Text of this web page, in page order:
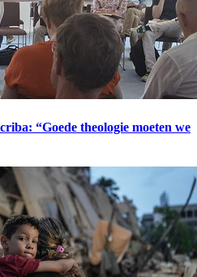
“Goede theologie moeten we